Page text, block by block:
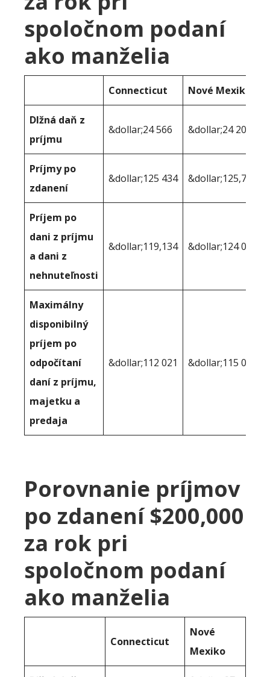
spoločnom podaní
ako manželia
Connecticut Nové Mexiko
Dlžná daň z
príjmu
&dollar;24 566 &dollar;24 209
Príjmy po
zdanení
&dollar;125 434 &dollar;125,791
Príjem po
dani z príjmu
a dani z
nehnuteľnosti
&dollar;119,134 &dollar;124 028
Maximálny
disponibilný
príjem po
odpočítaní
daní z príjmu,
majetku a
predaja
&dollar;112 021 &dollar;115 012
Porovnanie príjmov
po zdanení $200,000
za rok pri
spoločnom podaní
ako manželia
Connecticut
Nové
Mexiko